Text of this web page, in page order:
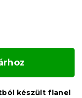
készült flanel